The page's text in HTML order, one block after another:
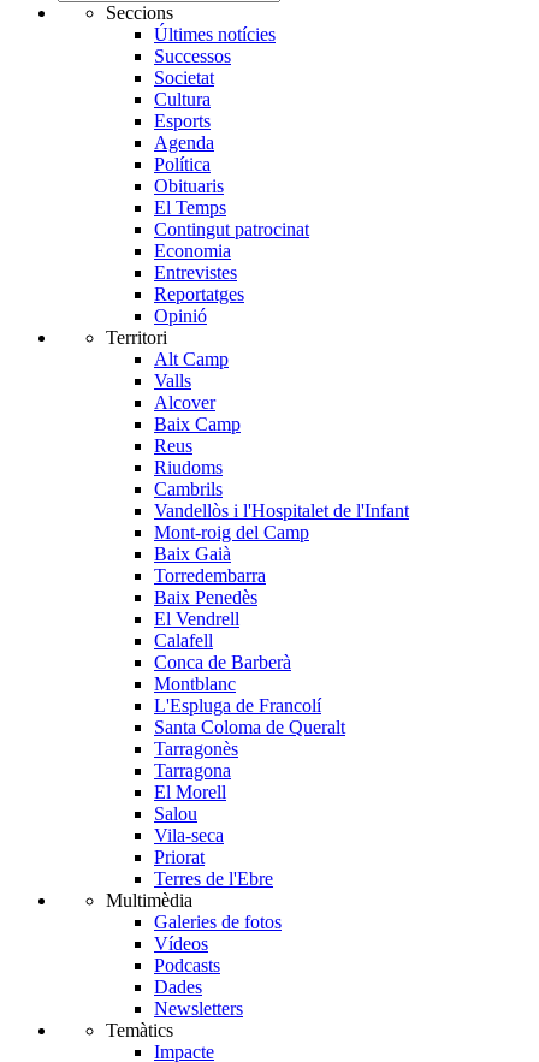
Seccions
Últimes notícies
Successos
Societat
Cultura
Esports
Agenda
Política
Obituaris
El Temps
Contingut patrocinat
Economia
Entrevistes
Reportatges
Opinió
Territori
Alt Camp
Valls
Alcover
Baix Camp
Reus
Riudoms
Cambrils
Vandellòs i l'Hospitalet de l'Infant
Mont-roig del Camp
Baix Gaià
Torredembarra
Baix Penedès
El Vendrell
Calafell
Conca de Barberà
Montblanc
L'Espluga de Francolí
Santa Coloma de Queralt
Tarragonès
Tarragona
El Morell
Salou
Vila-seca
Priorat
Terres de l'Ebre
Multimèdia
Galeries de fotos
Vídeos
Podcasts
Dades
Newsletters
Temàtics
Impacte